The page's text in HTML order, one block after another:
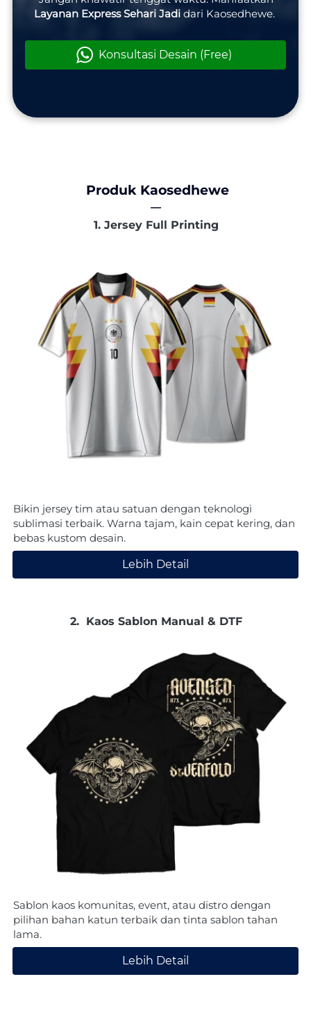
Layanan Express Sehari Jadi dari Kaosedhewe.
` Konsultasi Desain (Free)
Produk Kaosedhewe
―
1. Jersey Full Printing
Bikin jersey tim atau satuan dengan teknologi
sublimasi terbaik. Warna tajam, kain cepat kering, dan
bebas kustom desain.
`Lebih Detail
2. Kaos Sablon Manual & DTF
Sablon kaos komunitas, event, atau distro dengan
pilihan bahan katun terbaik dan tinta sablon tahan
lama.
`Lebih Detail